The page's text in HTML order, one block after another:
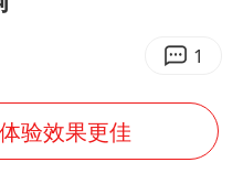
乘客脱鞋散发异味 司机提醒反被怼
1
验效果更佳